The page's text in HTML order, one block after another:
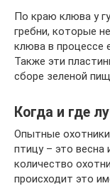
По краю клюва у
гребни, которые
клюва в процессе
Также эти
сборе зеленой
Когда и где
Опытные
птицу – это весна
количество
происходит это